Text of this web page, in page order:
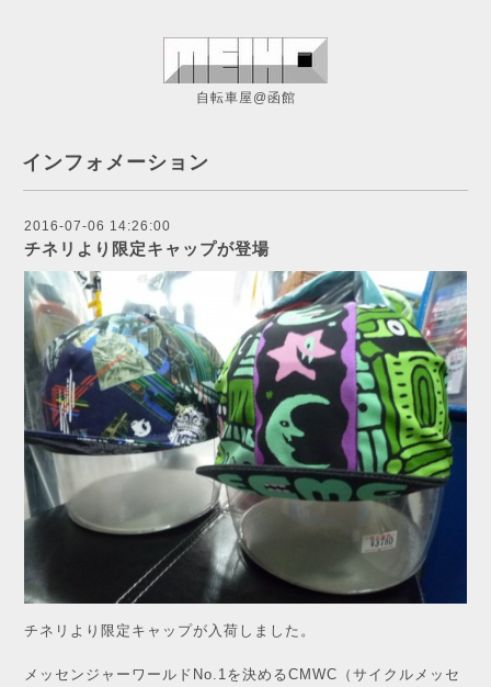
自転車屋@函館
インフォメーション
2016-07-06 14:26:00
チネリより限定キャップが登場
チネリより限定キャップが入荷しました。
メッセンジャーワールドNo.1を決めるCMWC（サイクルメッセ